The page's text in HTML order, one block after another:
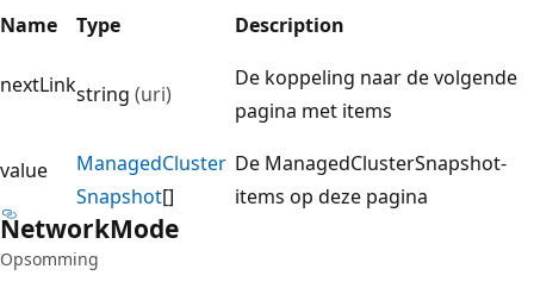
Name
Type Description
nextLinkstring (uri)
De koppeling naar de volgende
pagina met items
value ManagedCluster
Snapshot[]
De ManagedClusterSnapshot-
items op deze pagina
NetworkMode
Opsomming